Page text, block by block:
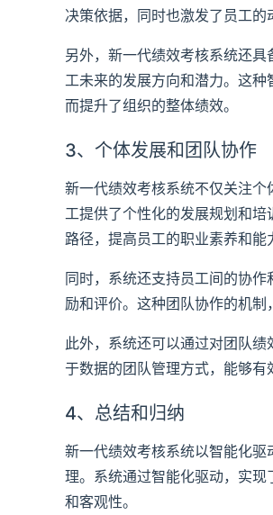
决策依据，同时也激发了员工的
另外，新一代绩效考核系统还
工未来的发展方向和潜力。这
而提升了组织的整体绩效。
3、个体发展和团队协作
新一代绩效考核系统不仅关注
工提供了个性化的发展规划和
路径，提高员工的职业素养和能
同时，系统还支持员工间的协
励和评价。这种团队协作的机制
此外，系统还可以通过对团队
于数据的团队管理方式，能够有
4、总结和归纳
新一代绩效考核系统以智能化
理。系统通过智能化驱动，实
和客观性。